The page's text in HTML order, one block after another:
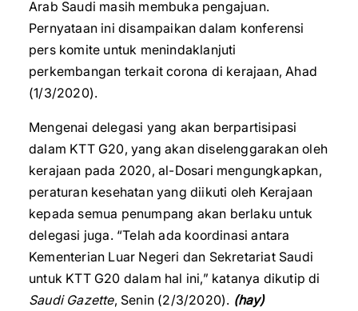
Arab Saudi masih membuka pengajuan.
Pernyataan ini disampaikan dalam konferensi
pers komite untuk menindaklanjuti
perkembangan terkait corona di kerajaan, Ahad
(1/3/2020).
Mengenai delegasi yang akan berpartisipasi
dalam KTT G20, yang akan diselenggarakan oleh
kerajaan pada 2020, al-Dosari mengungkapkan,
peraturan kesehatan yang diikuti oleh Kerajaan
kepada semua penumpang akan berlaku untuk
delegasi juga. “Telah ada koordinasi antara
Kementerian Luar Negeri dan Sekretariat Saudi
untuk KTT G20 dalam hal ini,” katanya dikutip di
Saudi Gazette, Senin (2/3/2020). (hay)